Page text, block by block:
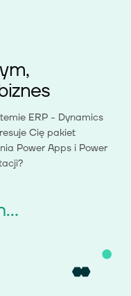
ERP - Dynamics
Cię pakiet
Power Apps i Power